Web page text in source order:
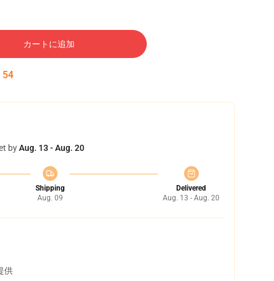
カートに追加
53
byAug. 13 - Aug. 20
Shipping
Aug. 09
Delivered
Aug. 13 - Aug. 20
供